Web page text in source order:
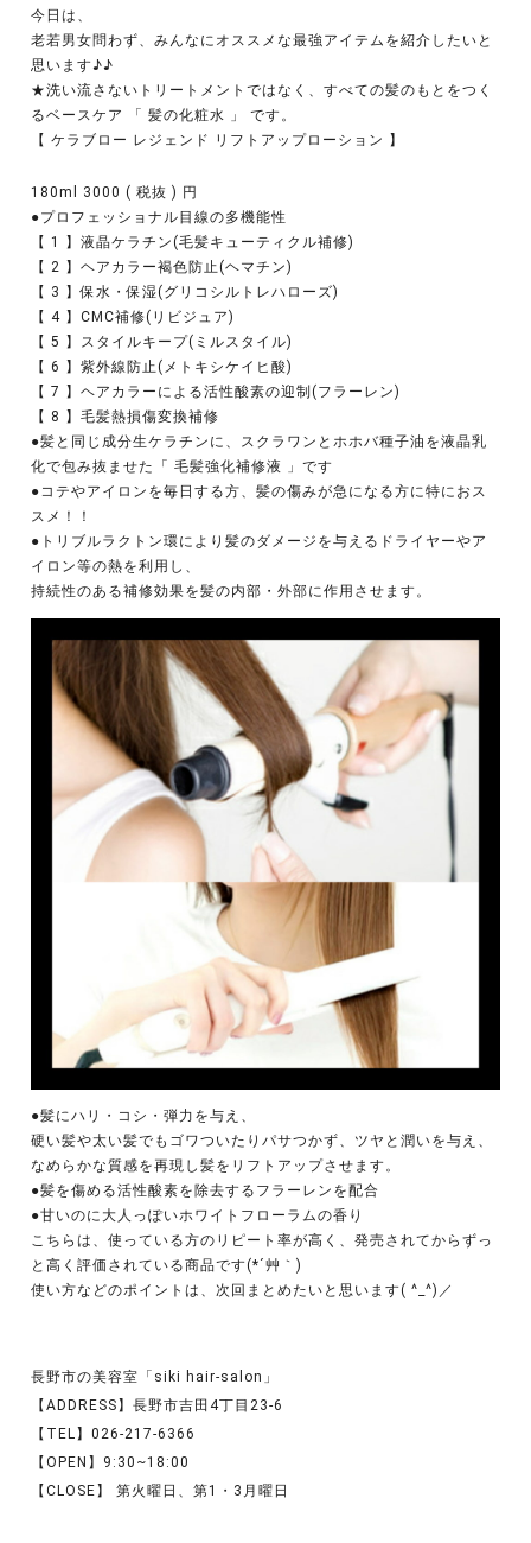
今日は、
老若男女問わず、みんなにオススメな最強アイテムを紹介したいと
思います♪♪
★洗い流さないトリートメントではなく、すべての髪のもとをつく
るベースケア 「 髪の化粧水 」 です。
【 ケラブロー レジェンド リフトアップローション 】
180ml 3000 ( 税抜 ) 円
●プロフェッショナル目線の多機能性
【 1 】液晶ケラチン(毛髪キューティクル補修)
【 2 】ヘアカラー褐色防止(ヘマチン)
【 3 】保水・保湿(グリコシルトレハローズ)
【 4 】CMC補修(リビジュア)
【 5 】スタイルキープ(ミルスタイル)
【 6 】紫外線防止(メトキシケイヒ酸)
【 7 】ヘアカラーによる活性酸素の迎制(フラーレン)
【 8 】毛髪熱損傷変換補修
●髪と同じ成分生ケラチンに、スクラワンとホホバ種子油を液晶乳
化で包み抜ませた「 毛髪強化補修液 」です
●コテやアイロンを毎日する方、髪の傷みが急になる方に特におス
スメ！！
●トリブルラクトン環により髪のダメージを与えるドライヤーやア
イロン等の熱を利用し、
持続性のある補修効果を髪の内部・外部に作用させます。
●髪にハリ・コシ・弾力を与え、
硬い髪や太い髪でもゴワついたりパサつかず、ツヤと潤いを与え、
なめらかな質感を再現し髪をリフトアップさせます。
●髪を傷める活性酸素を除去するフラーレンを配合
●甘いのに大人っぽいホワイトフローラムの香り
こちらは、使っている方のリピート率が高く、発売されてからずっ
と高く評価されている商品です(*´艸｀)
使い方などのポイントは、次回まとめたいと思います( ^_^)／
長野市の美容室「siki hair-salon」
【ADDRESS】長野市吉田4丁目23-6
【TEL】026-217-6366
【OPEN】9:30~18:00
【CLOSE】 第火曜日、第1・3月曜日